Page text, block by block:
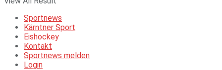
Sportnews
Kärntner Sport
Eishockey
Kontakt
Sportnews melden
Login